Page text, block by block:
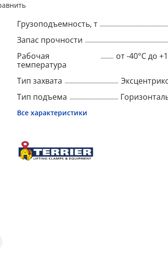
Грузоподъемность, т
Запас прочности
Рабочая
температура
от -40°C до
Тип захвата
Тип подъема
Все характеристики